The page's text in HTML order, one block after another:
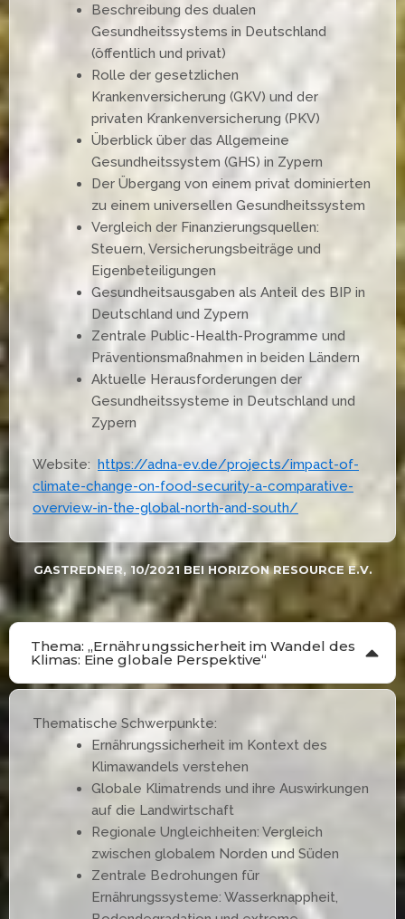
Beschreibung des dualen
Gesundheitssystems in Deutschland
(öffentlich und privat)
Rolle der gesetzlichen
Krankenversicherung (GKV) und der
privaten Krankenversicherung (PKV)
Überblick über das Allgemeine
Gesundheitssystem (GHS) in Zypern
Der Übergang von einem privat dominierten
zu einem universellen Gesundheitssystem
Vergleich der Finanzierungsquellen:
Steuern, Versicherungsbeiträge und
Eigenbeteiligungen
Gesundheitsausgaben als Anteil des BIP in
Deutschland und Zypern
Zentrale Public-Health-Programme und
Präventionsmaßnahmen in beiden Ländern
Aktuelle Herausforderungen der
Gesundheitssysteme in Deutschland und
Zypern
Website: https://adna-ev.de/projects/impact-of-
climate-change-on-food-security-a-comparative-
overview-in-the-global-north-and-south/
GASTREDNER, 10/2021 BEI HORIZON RESOURCE E.V.
Thema: „Ernährungssicherheit im Wandel des
Klimas: Eine globale Perspektive“
Thematische Schwerpunkte:
Ernährungssicherheit im Kontext des
Klimawandels verstehen
Globale Klimatrends und ihre Auswirkungen
auf die Landwirtschaft
Regionale Ungleichheiten: Vergleich
zwischen globalem Norden und Süden
Zentrale Bedrohungen für
Ernährungssysteme: Wasserknappheit,